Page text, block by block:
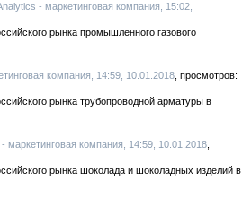
- маркетинговая компания, 15:02,
рынка промышленного газового
компания, 14:59, 10.01.2018
рынка трубопроводной арматуры в
- маркетинговая компания, 14:59, 10.01.2018
рынка шоколада и шоколадных изделий в